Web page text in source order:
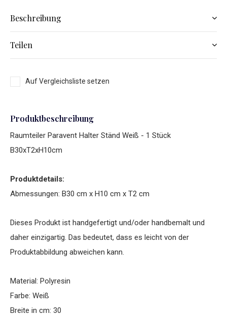
Beschreibung
Teilen
Auf Vergleichsliste setzen
Produktbeschreibung
Raumteiler Paravent Halter Ständ Weiß - 1 Stück
B30xT2xH10cm
Produktdetails:
Abmessungen: B30 cm x H10 cm x T2 cm
Dieses Produkt ist handgefertigt und/oder handbemalt und
daher einzigartig. Das bedeutet, dass es leicht von der
Produktabbildung abweichen kann.
Material: Polyresin
Farbe: Weiß
Breite in cm: 30